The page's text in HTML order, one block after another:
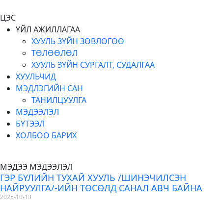
ЦЭС
ҮЙЛ АЖИЛЛАГАА
ХУУЛЬ ЗҮЙН ЗӨВЛӨГӨӨ
ТӨЛӨӨЛӨЛ
ХУУЛЬ ЗҮЙН СУРГАЛТ, СУДАЛГАА
ХУУЛЬЧИД
МЭДЛЭГИЙН САН
ТАНИЛЦУУЛГА
МЭДЭЭЛЭЛ
БҮТЭЭЛ
ХОЛБОО БАРИХ
МЭДЭЭ МЭДЭЭЛЭЛ
ГЭР БҮЛИЙН ТУХАЙ ХУУЛЬ /ШИНЭЧИЛСЭН
НАЙРУУЛГА/-ИЙН ТӨСӨЛД САНАЛ АВЧ БАЙНА
2025-10-13